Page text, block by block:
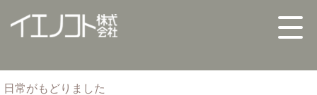
日常がもどりました